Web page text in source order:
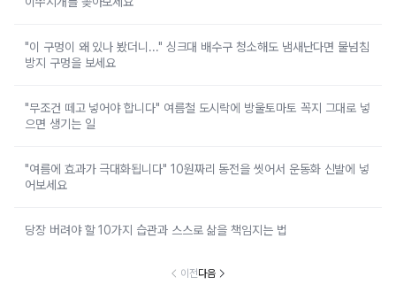
"이 구멍이 왜 있나 봤더니..." 싱크대 배수구 청소해도 냄새난다면 물넘침
방지 구멍을 보세요
"무조건 떼고 넣어야 합니다" 여름철 도시락에 방울토마토 꼭지 그대로 넣
으면 생기는 일
"여름에 효과가 극대화됩니다" 10원짜리 동전을 씻어서 운동화 신발에 넣
어보세요
당장 버려야 할 10가지 습관과 스스로 삶을 책임지는 법
이전다음